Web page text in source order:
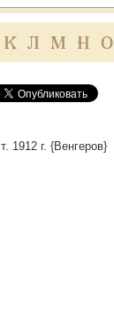
К Л М Н О
1912 г. {Венгеров}